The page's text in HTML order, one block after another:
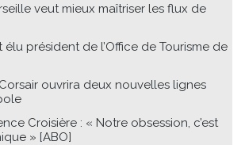
veut mieux maîtriser les flux de
président de l’Office de Tourisme de
ouvrira deux nouvelles lignes
Croisière : « Notre obsession, c’est
» [ABO]